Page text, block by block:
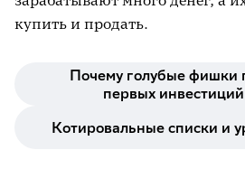
купить и продать.
Почему голубые фишки
первых
Котировальные списки и